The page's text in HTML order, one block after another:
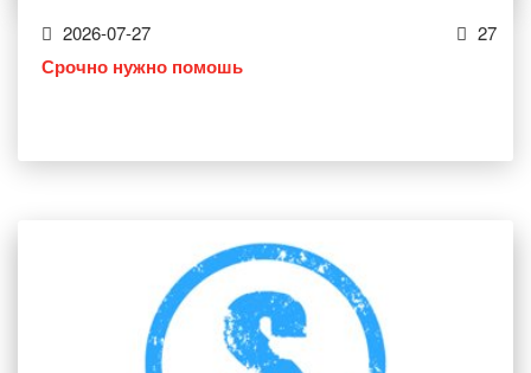
2026-07-27 27
Срочно нужно помошь